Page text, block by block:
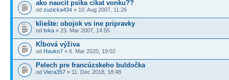
ako naucit psika cikat vonku??
od zuzicka434 » 10. Aug 2007, 11:26
kliešte: obojok vs ine pripravky
od Ivka » 23. Mar 2007, 14:55
Kĺbová výživa
od Hauko7 » 6. Mar 2020, 19:02
Pelech pre francúzskeho buldočka
od Viera357 » 11. Dec 2018, 18:48